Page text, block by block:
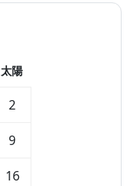
太陽
2
9
16